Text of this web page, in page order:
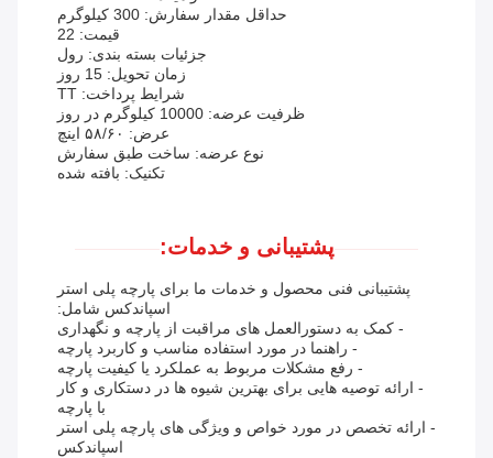
حداقل مقدار سفارش: 300 کیلوگرم
قیمت: 22
جزئیات بسته بندی: رول
زمان تحویل: 15 روز
شرایط پرداخت: TT
ظرفیت عرضه: 10000 کیلوگرم در روز
عرض: ۵۸/۶۰ اینچ
نوع عرضه: ساخت طبق سفارش
تکنیک: بافته شده
پشتیبانی و خدمات:
پشتیبانی فنی محصول و خدمات ما برای پارچه پلی استر
اسپاندکس شامل:
- کمک به دستورالعمل های مراقبت از پارچه و نگهداری
- راهنما در مورد استفاده مناسب و کاربرد پارچه
- رفع مشکلات مربوط به عملکرد یا کیفیت پارچه
- ارائه توصیه هایی برای بهترین شیوه ها در دستکاری و کار
با پارچه
- ارائه تخصص در مورد خواص و ویژگی های پارچه پلی استر
اسپاندکس